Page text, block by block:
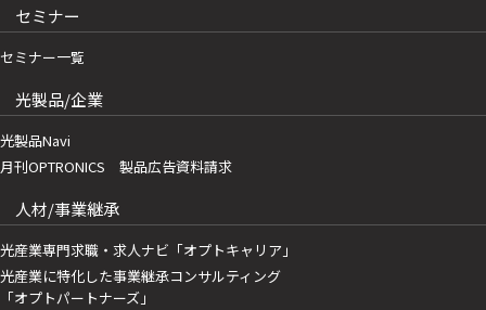
セミナー
セミナー一覧
光製品/企業
光製品Navi
月刊OPTRONICS 製品広告資料請求
人材/事業継承
光産業専門求職・求人ナビ「オプトキャリア」
光産業に特化した事業継承コンサルティング
「オプトパートナーズ」